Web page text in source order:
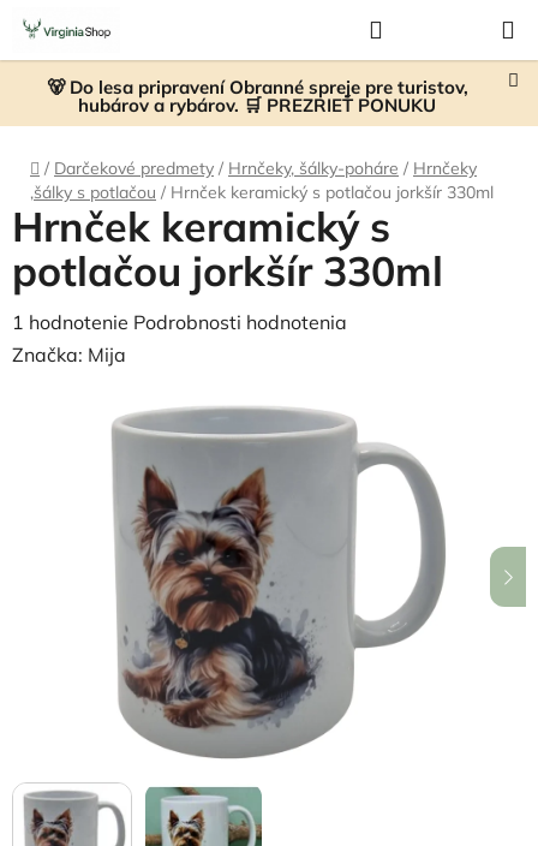
Prejsť
obsah
🐻 Do lesa pripravení Obranné spreje pre turistov,
hubárov a rybárov. 🛒 PREZRIEŤ PONUKU
KOŠÍK
Domov
/ Darčekové predmety / Hrnčeky, šálky-poháre / Hrnčeky
,šálky s potlačou / Hrnček keramický s potlačou jorkšír 330ml
Hrnček keramický s
potlačou jorkšír 330ml
Priemerné
hodnotenie
1 hodnotenie Podrobnosti hodnotenia
Značka: Mija